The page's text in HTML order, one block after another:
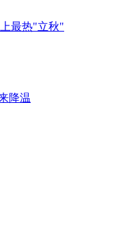
最热"立秋"
降温